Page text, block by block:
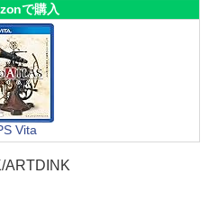
で購入
Vita
ARTDINK